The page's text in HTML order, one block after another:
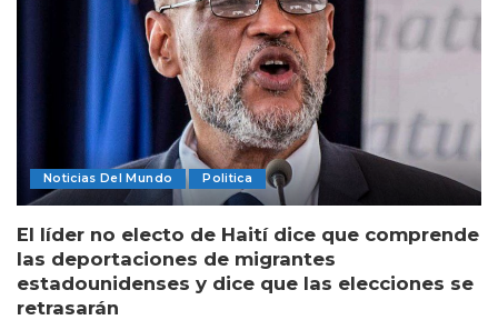
Noticias Del Mundo Politica
El líder no electo de Haití dice que comprende
las deportaciones de migrantes
estadounidenses y dice que las elecciones se
retrasarán